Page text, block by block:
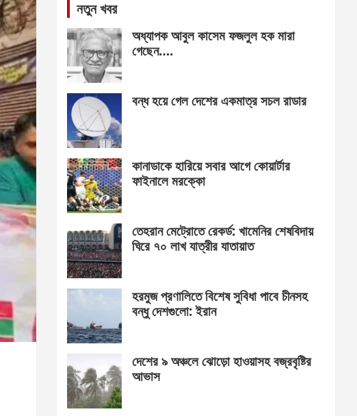
নতুন খবর
অধ্যাপক আবুল কাসেম ফজলুল হক মারা
গেছেন….
বন্ধ হয়ে গেল দেশের একমাত্র সচল রাডার
কানাডাকে হারিয়ে সবার আগে কোয়ার্টার
ফাইনালে মরক্কো
তেহরান মেট্রোতে রেকর্ড: খামেনির শেষবিদায়
ঘিরে ৭০ লাখ যাত্রীর যাতায়াত
হরমুজ প্রণালিতে বিশেষ সুবিধা পাবে চীনসহ
বন্ধু দেশগুলো: ইরান
দেশের ৯ অঞ্চলে ঝোড়ো হাওয়াসহ বজ্রবৃষ্টির
আভাস